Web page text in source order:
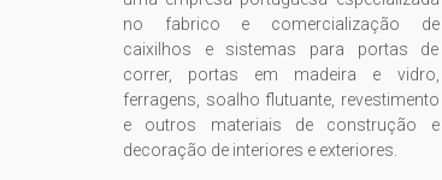
no fabrico e comercialização de
caixilhos e sistemas para portas de
correr, portas em madeira e vidro,
ferragens, soalho flutuante, revestimento
e outros materiais de construção e
decoração de interiores e exteriores.